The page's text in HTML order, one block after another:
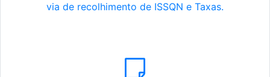
via de recolhimento de ISSQN e Taxas.